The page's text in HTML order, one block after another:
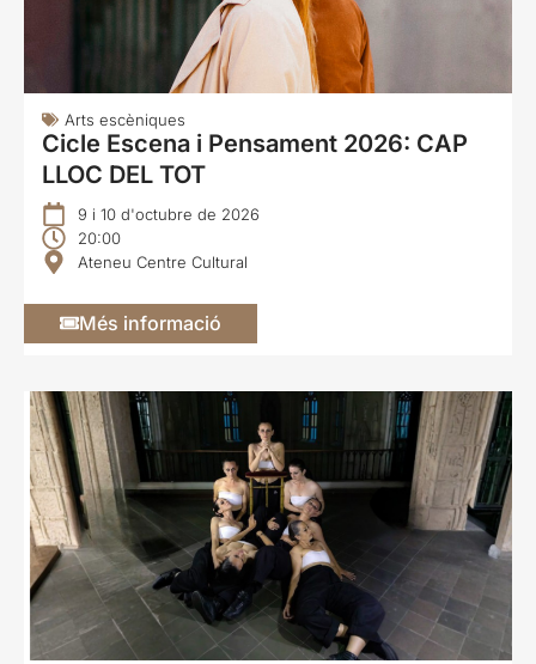
Arts escèniques
Cicle Escena i Pensament 2026: CAP
LLOC DEL TOT
9 i 10 d'octubre de 2026
20:00
Ateneu Centre Cultural
Més informació